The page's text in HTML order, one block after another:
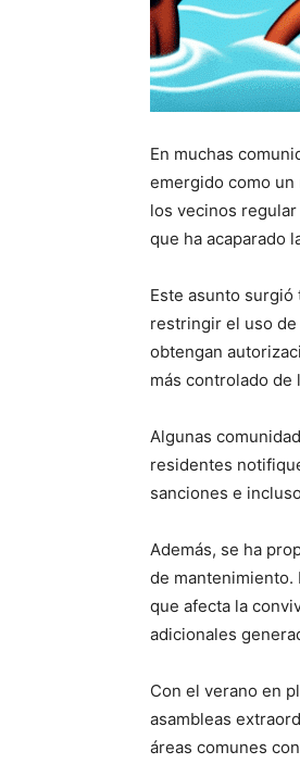
En muchas
emergido como
los vecinos
que ha acaparado
Este asunto
restringir el uso
obtengan
más controlado
Algunas
residentes
sanciones e
Además, se ha
de mantenimiento.
que afecta la
adicionales
Con el verano en
asambleas
áreas comunes